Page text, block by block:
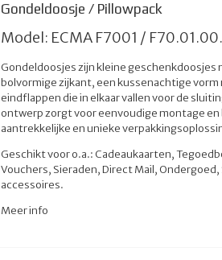
Gondeldoosje / Pillowpack
Model: ECMA F7001 /
Gondeldoosjes zijn kleine geschenkdoosjes
bolvormige zijkant, een kussenachtige
eindflappen die in elkaar vallen voor de
ontwerp zorgt voor eenvoudige montage en
aantrekkelijke en unieke
Geschikt voor o.a.: Cadeaukaarten,
Vouchers, Sieraden, Direct Mail, Ondergoed,
accessoires.
Meer info